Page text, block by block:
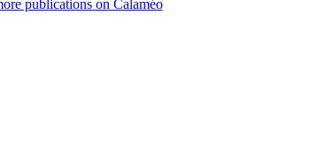
publications on Calaméo